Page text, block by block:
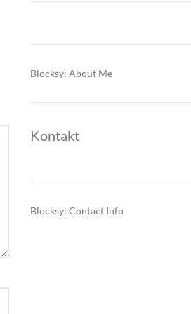
Blocksy: About Me
Kontakt
Blocksy: Contact Info